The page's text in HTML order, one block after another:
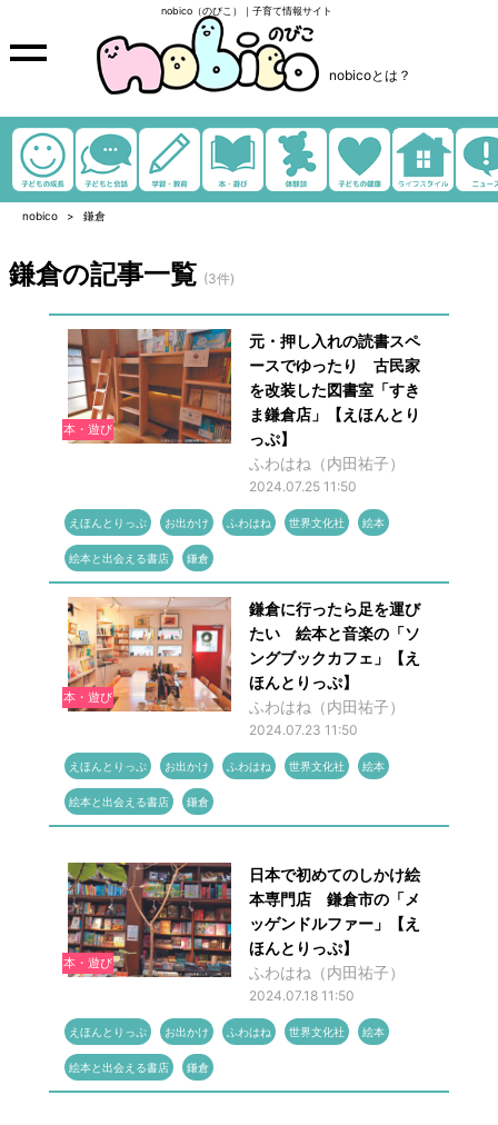
nobico（のびこ）｜子育て情報サイト
nobicoとは？
nobico 鎌倉
鎌倉の記事一覧 (3件)
本・遊び
元・押し入れの読書スペ
ースでゆったり 古民家
を改装した図書室「すき
ま鎌倉店」【えほんとり
っぷ】
ふわはね（内田祐子）
2024.07.25 11:50
えほんとりっぷ お出かけ ふわはね 世界文化社 絵本
絵本と出会える書店 鎌倉
本・遊び
鎌倉に行ったら足を運び
たい 絵本と音楽の「ソ
ングブックカフェ」【え
ほんとりっぷ】
ふわはね（内田祐子）
2024.07.23 11:50
えほんとりっぷ お出かけ ふわはね 世界文化社 絵本
絵本と出会える書店 鎌倉
本・遊び
日本で初めてのしかけ絵
本専門店 鎌倉市の「メ
ッゲンドルファー」【え
ほんとりっぷ】
ふわはね（内田祐子）
2024.07.18 11:50
えほんとりっぷ お出かけ ふわはね 世界文化社 絵本
絵本と出会える書店 鎌倉